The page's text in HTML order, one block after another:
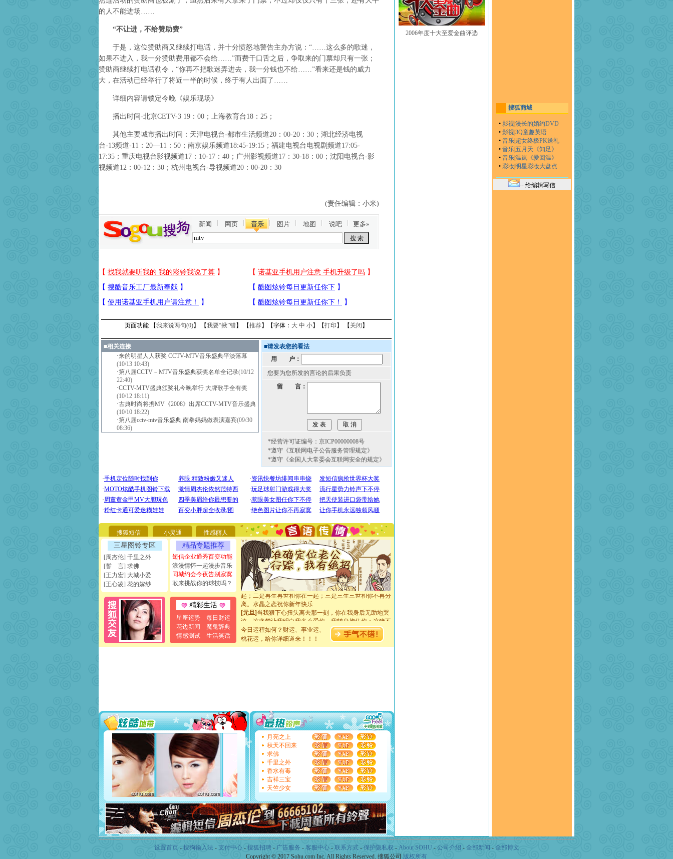
的人不能进场……
“不让进，不给赞助费”
于是，这位赞助商又继续打电话，并十分愤怒地警告主办方说：“……这么多的歌迷，
如果不进入，我一分赞助费用都不会给……”而费干口舌之后，争取来的门票却只有一张；
赞助商继续打电话勒令，“你再不把歌迷弄进去，我一分钱也不给……”看来还是钱的威力
大，在活动已经举行了将近一半的时候，终于有人出面了……
详细内容请锁定今晚《娱乐现场》
播出时间-北京CETV-3 19：00；上海教育台18：25；
其他主要城市播出时间：天津电视台-都市生活频道20：00-20：30；湖北经济电视
台-13频道-11：20—11：50；南京娱乐频道18:45-19:15；福建电视台电视剧频道17:05-
17:35；重庆电视台影视频道17：10-17：40；广州影视频道17：30-18：00；沈阳电视台-影
视频道12：00-12：30；杭州电视台-导视频道20：00-20：30
(责任编辑：小米)
新闻 网页 音乐 图片 地图 说吧 更多»
页面功能 【我来说两句(0)】 【我要“揪”错】 【推荐】【字体： 大 中 小】【打印 】 【 关闭 】
■相关连接
·来的明星人人获奖 CCTV-MTV音乐盛典平淡落幕
(10/13 10:43)
·第八届CCTV－MTV音乐盛典获奖名单全记录(10/12
22:40)
·CCTV-MTV盛典颁奖礼今晚举行 大牌歌手全有奖
(10/12 18:11)
·古典时尚将携MV《2008》出席CCTV-MTV音乐盛典
(10/10 18:22)
·第八届cctv-mtv音乐盛典 南拳妈妈做表演嘉宾(09/30
08:36)
■请发表您的看法
用 户：
您要为您所发的言论的后果负责
留 言：
*经营许可证编号：京ICP00000008号
*遵守《互联网电子公告服务管理规定》
*遵守《全国人大常委会互联网安全的规定》
搜狐短信 小灵通 性感丽人
三星图铃专区
[周杰伦] 千里之外
[誓 言] 求佛
[王力宏] 大城小爱
[王心凌] 花的嫁纱
精品专题推荐
短信企业通秀百变功能
浪漫情怀一起漫步音乐
同城约会今夜告别寂寞
敢来挑战你的球技吗？
精彩生活
星座运势
每日财运
花边新闻
魔鬼辞典
情感测试
生活笑话
[圣诞节] 圣诞节到了，想想没什么送给你的，又不打算给
你太多，只有给你五千万：千万快乐！千万要健康！千万
要平安！千万要知足！千万不要忘记我！
[圣诞节]不只这样的日子才会想起你,而是这样的日子才
天都要快乐噢!
[圣诞节]奉上一颗祝福的心,在这个特别的日子里,愿幸福,
如意,快乐,鲜花,一切美好的祝愿与你同在.圣诞快乐!
[元旦]看到你我会触电；看不到你我要充电；没有你我会
断电。爱你是我职业，想你是我事业，抱你是我特长，吻
你是我专业！水晶之恋祝你新年快乐
[元旦]如果上天让我许三个愿望，一是今生今世和你在一
起；二是再生再世和你在一起；三是三生三世和你不再分
离。水晶之恋祝你新年快乐
[元旦]当我狠下心扭头离去那一刻，你在我身后无助地哭
泣，这痛楚让我明白我多么爱你。我转身抱住你：这猪不
卖了。水晶之恋祝你新年快乐。
[春节]风柔雨润好月圆，半岛铁盒伴身边，每日尽显开心
颜！冬去春来似水如烟，劳碌人生需尽欢！听一曲轻歌，
道一声平安！新年吉祥万事如愿
能正大光明地骚扰你,告诉你,圣诞要快乐!新年要快乐!天
天都要快乐噢!
[圣诞节]
奉上一颗祝福的心,在这个特别的日子里,愿幸福,
如意,快乐,鲜花,一切美好的祝愿与你同在.圣诞快乐!
[元旦]
看到你我会触电；看不到你我要充电；没有你我会
断电。爱你是我职业，想你是我事业，抱你是我特长，吻
你是我专业！水晶之恋祝你新年快乐
[元旦]
如果上天让我许三个愿望，一是今生今世和你在一
起；二是再生再世和你在一起；三是三生三世和你不再分
离。水晶之恋祝你新年快乐
[元旦]当我狠下心扭头离去那一刻，你在我身后无助地哭
泣，这痛楚让我明白我多么爱你。我转身抱住你：这猪不
卖了。水晶之恋祝你新年快乐。
[春节]风柔雨润好月圆，半岛铁盒伴身边，每日尽显开心
颜！冬去春来似水如烟，劳碌人生需尽欢！听一曲轻歌，
道一声平安！新年吉祥万事如愿
[春节]
传说薰衣草有四片叶子：第一片叶子是信仰，第二
今日运程如何？财运、事业运、
桃花运，给你详细道来！！！
月亮之上
秋天不回来
求佛
千里之外
香水有毒
吉祥三宝
天竺少女
2006年度十大至爱金曲评选
搜狐商城
• 影视漫长的婚约DVD
• 影视3Q童趣英语
• 音乐 超女终极PK送礼
• 音乐五月天《知足》
• 音乐温岚《爱回温》
• 彩妆明星彩妆大盘点
-- 给编辑写信
设置首页 - 搜狗输入法 - 支付中心- 搜狐招聘- 广告服务 - 客服中心- 联系方式- 保护隐私权 - About SOHU - 公司介绍 - 全部新闻 - 全部博文
Copyright © 2017 Sohu.com Inc. All Rights Reserved. 搜狐公司 版权所有